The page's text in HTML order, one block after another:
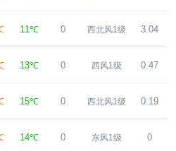
11℃ 0 西北风1级 3.04
13℃ 0 西风1级 0.47
15℃ 0 西北风1级 0.19
14℃ 0 东风1级 0